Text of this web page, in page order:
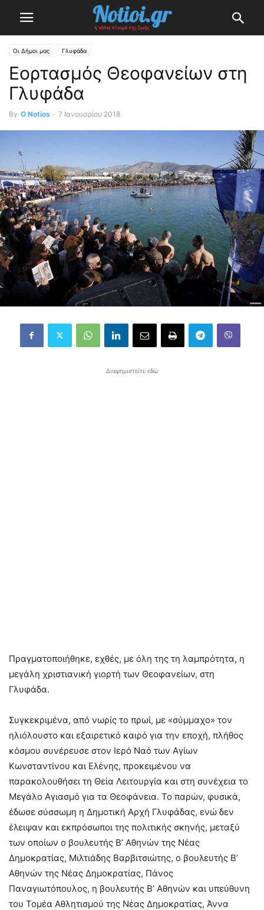
Οι Δήμοι μας Γλυφάδα
Εορτασμός Θεοφανείων στη
Γλυφάδα
By O Notios - 7 Ιανουαρίου 2018
Διαφημιστείτε εδώ
Πραγματοποιήθηκε, εχθές, με όλη της τη λαμπρότητα, η
μεγάλη χριστιανική γιορτή των Θεοφανείων, στη
Γλυφάδα.
Συγκεκριμένα, από νωρίς το πρωί, με «σύμμαχο» τον
ηλιόλουστο και εξαιρετικό καιρό για την εποχή, πλήθος
κόσμου συνέρευσε στον Ιερό Ναό των Αγίων
Κωνσταντίνου και Ελένης, προκειμένου να
παρακολουθήσει τη Θεία Λειτουργία και στη συνέχεια το
Μεγάλο Αγιασμό για τα Θεοφάνεια. Το παρών, φυσικά,
έδωσε σύσσωμη η Δημοτική Αρχή Γλυφάδας, ενώ δεν
έλειψαν και εκπρόσωποι της πολιτικής σκηνής, μεταξύ
των οποίων ο βουλευτής Β’ Αθηνών της Νέας
Δημοκρατίας, Μιλτιάδης Βαρβιτσιώτης, ο βουλευτής Β’
Αθηνών της Νέας Δημοκρατίας, Πάνος
Παναγιωτόπουλος, η βουλευτής Β’ Αθηνών και υπεύθυνη
του Τομέα Αθλητισμού της Νέας Δημοκρατίας, Άννα